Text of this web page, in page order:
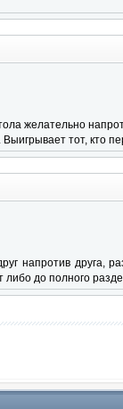
желательно
Выигрывает тот, кто
напротив друга,
либо до полного